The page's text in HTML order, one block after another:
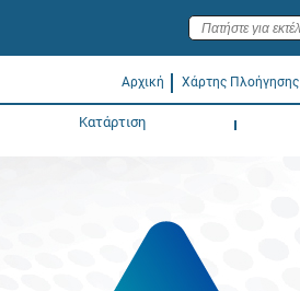
Αρχική Χάρτης Πλοήγησης
Κατάρτιση